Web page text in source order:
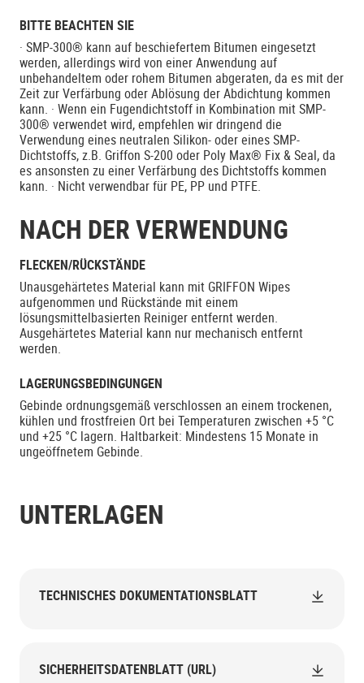
BITTE BEACHTEN SIE
· SMP-300® kann auf beschiefertem Bitumen eingesetzt
werden, allerdings wird von einer Anwendung auf
unbehandeltem oder rohem Bitumen abgeraten, da es mit der
Zeit zur Verfärbung oder Ablösung der Abdichtung kommen
kann. · Wenn ein Fugendichtstoff in Kombination mit SMP-
300® verwendet wird, empfehlen wir dringend die
Verwendung eines neutralen Silikon- oder eines SMP-
Dichtstoffs, z.B. Griffon S-200 oder Poly Max® Fix & Seal, da
es ansonsten zu einer Verfärbung des Dichtstoffs kommen
kann. · Nicht verwendbar für PE, PP und PTFE.
NACH DER VERWENDUNG
FLECKEN/RÜCKSTÄNDE
Unausgehärtetes Material kann mit GRIFFON Wipes
aufgenommen und Rückstände mit einem
lösungsmittelbasierten Reiniger entfernt werden.
Ausgehärtetes Material kann nur mechanisch entfernt
werden.
LAGERUNGSBEDINGUNGEN
Gebinde ordnungsgemäß verschlossen an einem trockenen,
kühlen und frostfreien Ort bei Temperaturen zwischen +5 °C
und +25 °C lagern. Haltbarkeit: Mindestens 15 Monate in
ungeöffnetem Gebinde.
UNTERLAGEN
TECHNISCHES DOKUMENTATIONSBLATT
SICHERHEITSDATENBLATT (URL)